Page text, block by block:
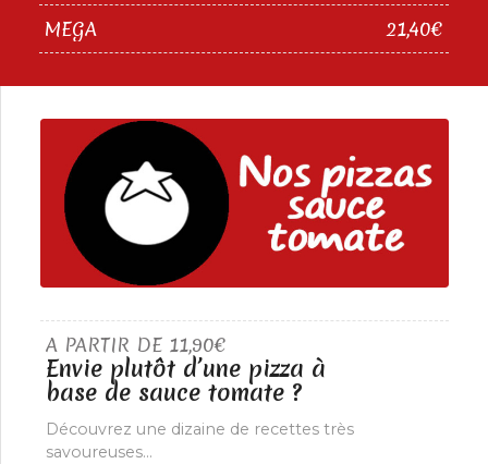
MEGA
21,40€
A PARTIR DE 11,90€
Envie plutôt d’une pizza à
base de sauce tomate ?
Découvrez une dizaine de recettes très
savoureuses…